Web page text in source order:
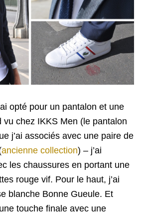
opté pour un pantalon et une
vu chez IKKS Men (le pantalon
j’ai associés avec une paire de
ancienne collection) – j’ai
les chaussures en portant une
rouge vif. Pour le haut, j’ai
blanche Bonne Gueule. Et
touche finale avec une